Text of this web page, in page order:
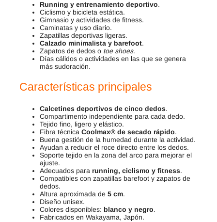
Running y entrenamiento deportivo.
Ciclismo y bicicleta estática.
Gimnasio y actividades de fitness.
Caminatas y uso diario.
Zapatillas deportivas ligeras.
Calzado minimalista y barefoot.
Zapatos de dedos o toe shoes.
Días cálidos o actividades en las que se genera
más sudoración.
Características principales
Calcetines deportivos de cinco dedos.
Compartimento independiente para cada dedo.
Tejido fino, ligero y elástico.
Fibra técnica Coolmax® de secado rápido.
Buena gestión de la humedad durante la actividad.
Ayudan a reducir el roce directo entre los dedos.
Soporte tejido en la zona del arco para mejorar el
ajuste.
Adecuados para running, ciclismo y fitness.
Compatibles con zapatillas barefoot y zapatos de
dedos.
Altura aproximada de 5 cm.
Diseño unisex.
Colores disponibles: blanco y negro.
Fabricados en Wakayama, Japón.